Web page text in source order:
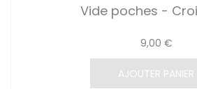
Vide poches -
9,00 €
AJOUTER PANIER